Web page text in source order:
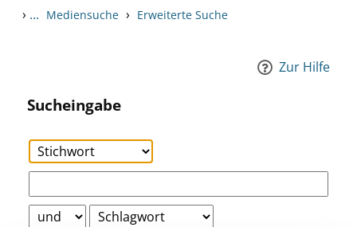
› ... Mediensuche › Erweiterte Suche
Zur Hilfe
Sucheingabe